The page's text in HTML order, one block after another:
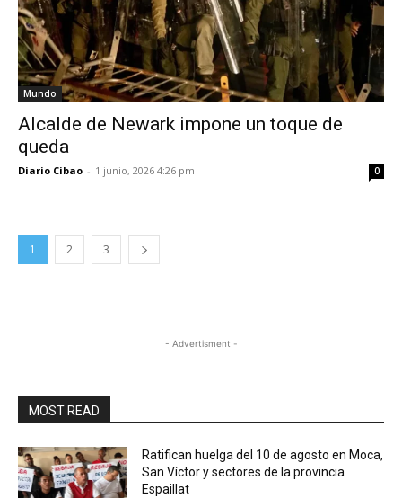
Mundo
Alcalde de Newark impone un toque de
queda
Diario Cibao - 1 junio, 2026 4:26 pm 0
1 2 3
- Advertisment -
MOST READ
Ratifican huelga del 10 de agosto en Moca,
San Víctor y sectores de la provincia
Espaillat